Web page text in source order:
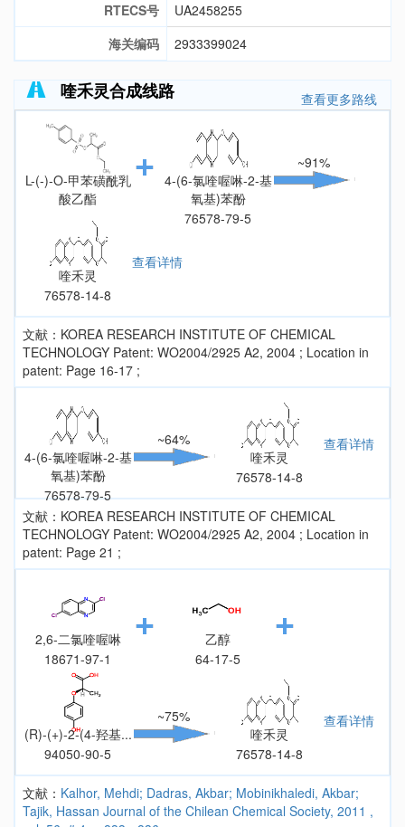
RTECS号
UA2458255
海关编码
2933399024
喹禾灵合成线路 查看更多路线
L-(-)-O-甲苯磺酰乳
酸乙酯
57057-80-4
4-(6-氯喹喔啉-2-基
氧基)苯酚
76578-79-5
~91%
喹禾灵
76578-14-8
查看详情
文献：KOREA RESEARCH INSTITUTE OF CHEMICAL
TECHNOLOGY Patent: WO2004/2925 A2, 2004 ; Location in
patent: Page 16-17 ;
4-(6-氯喹喔啉-2-基
氧基)苯酚
76578-79-5
~64%
喹禾灵
76578-14-8
查看详情
文献：KOREA RESEARCH INSTITUTE OF CHEMICAL
TECHNOLOGY Patent: WO2004/2925 A2, 2004 ; Location in
patent: Page 21 ;
2,6-二氯喹喔啉
18671-97-1
乙醇
64-17-5
(R)-(+)-2-(4-羟基...
94050-90-5
~75%
喹禾灵
76578-14-8
查看详情
文献： Kalhor, Mehdi; Dadras, Akbar; Mobinikhaledi, Akbar;
Tajik, Hassan Journal of the Chilean Chemical Society, 2011 ,